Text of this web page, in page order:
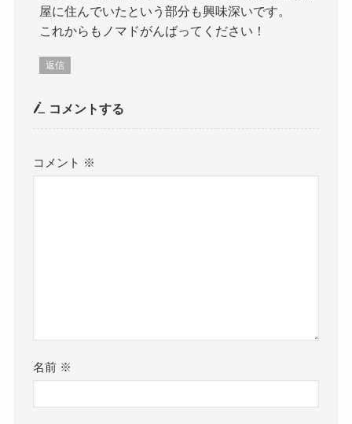
屋に住んでいたという部分も興味深いです。
これからもノマドがんばってください！
返信
コメントする
コメント ※
名前 ※